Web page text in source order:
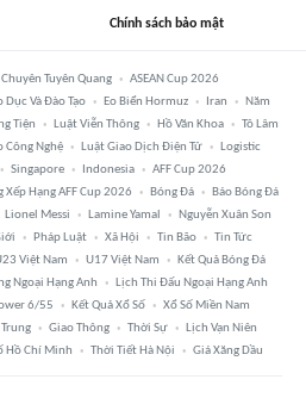
Chính sách bảo mật
Chuyên Tuyên Quang
ASEAN Cup 2026
Dục Và Đào Tạo Eo Biển Hormuz Iran
Năm
Tiện Luật Viễn Thông Hồ Văn Khoa
Tô Lâm
Công Nghệ Luật Giao Dịch Điện Tử
Logistic
Singapore Indonesia
AFF Cup 2026
Xếp Hạng AFF Cup 2026 Bóng Đá
Báo Bóng Đá
Lionel Messi Lamine Yamal
Nguyễn Xuân Son
Pháp Luật Xã Hội Tin Bão
Tin Tức
Việt Nam U17 Việt Nam
Kết Quả Bóng Đá
Ngoại Hạng Anh
Lịch Thi Đấu Ngoại Hạng Anh
6/55 Kết Quả Xổ Số
Xổ Số Miền Nam
Giao Thông Thời Sự
Lịch Vạn Niên
Hồ Chí Minh Thời Tiết Hà Nội Giá Xăng Dầu